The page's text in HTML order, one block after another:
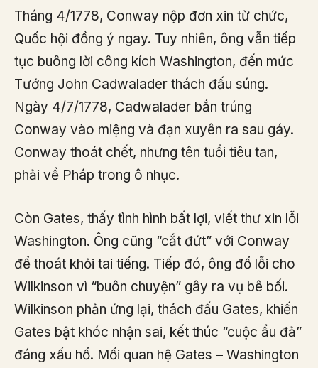
Tháng 4/1778, Conway nộp đơn xin từ chức,
Quốc hội đồng ý ngay. Tuy nhiên, ông vẫn tiếp
tục buông lời công kích Washington, đến mức
Tướng John Cadwalader thách đấu súng.
Ngày 4/7/1778, Cadwalader bắn trúng
Conway vào miệng và đạn xuyên ra sau gáy.
Conway thoát chết, nhưng tên tuổi tiêu tan,
phải về Pháp trong ô nhục.
Còn Gates, thấy tình hình bất lợi, viết thư xin lỗi
Washington. Ông cũng “cắt đứt” với Conway
để thoát khỏi tai tiếng. Tiếp đó, ông đổ lỗi cho
Wilkinson vì “buôn chuyện” gây ra vụ bê bối.
Wilkinson phản ứng lại, thách đấu Gates, khiến
Gates bật khóc nhận sai, kết thúc “cuộc ẩu đả”
đáng xấu hổ. Mối quan hệ Gates – Washington